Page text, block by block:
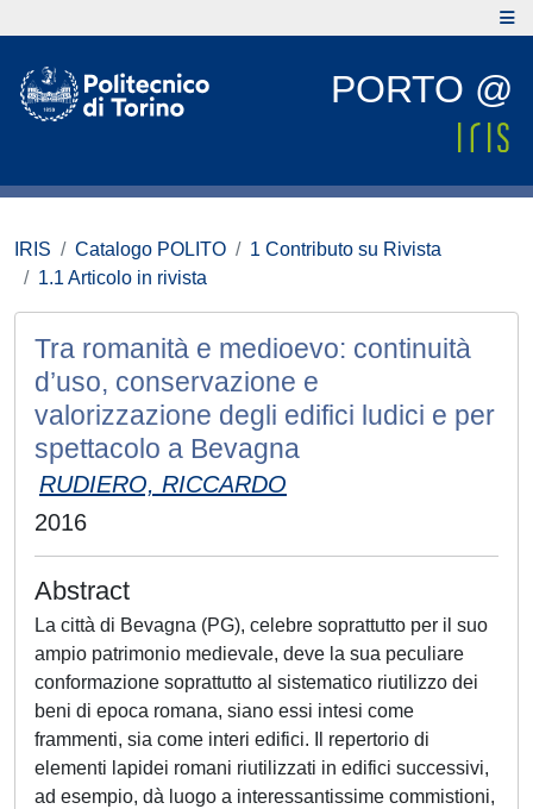
PORTO @
IRIS Catalogo POLITO
1 Contributo su Rivista
1.1 Articolo in rivista
Tra romanità e medioevo: continuità
d’uso, conservazione e
valorizzazione degli edifici ludici e per
spettacolo a Bevagna
RUDIERO, RICCARDO
2016
Abstract
La città di Bevagna (PG), celebre soprattutto per il suo
ampio patrimonio medievale, deve la sua peculiare
conformazione soprattutto al sistematico riutilizzo dei
beni di epoca romana, siano essi intesi come
frammenti, sia come interi edifici. Il repertorio di
elementi lapidei romani riutilizzati in edifici successivi,
ad esempio, dà luogo a interessantissime commistioni,